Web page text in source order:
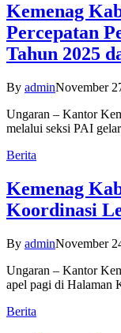
Kemenag
Percepatan
Tahun 2025
By adminNovember
Ungaran – Kantor
melalui seksi PAI
Berita
Kemenag
Koordinasi
By adminNovember
Ungaran – Kantor
apel pagi di Halaman
Berita